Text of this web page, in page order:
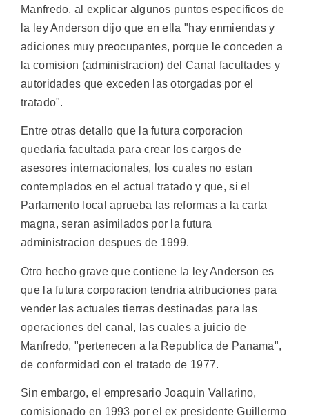
Manfredo, al explicar algunos puntos especificos de
la ley Anderson dijo que en ella "hay enmiendas y
adiciones muy preocupantes, porque le conceden a
la comision (administracion) del Canal facultades y
autoridades que exceden las otorgadas por el
tratado".
Entre otras detallo que la futura corporacion
quedaria facultada para crear los cargos de
asesores internacionales, los cuales no estan
contemplados en el actual tratado y que, si el
Parlamento local aprueba las reformas a la carta
magna, seran asimilados por la futura
administracion despues de 1999.
Otro hecho grave que contiene la ley Anderson es
que la futura corporacion tendria atribuciones para
vender las actuales tierras destinadas para las
operaciones del canal, las cuales a juicio de
Manfredo, "pertenecen a la Republica de Panama",
de conformidad con el tratado de 1977.
Sin embargo, el empresario Joaquin Vallarino,
comisionado en 1993 por el ex presidente Guillermo